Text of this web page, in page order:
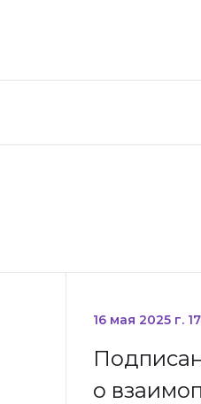
16 мая 2025 г.
о